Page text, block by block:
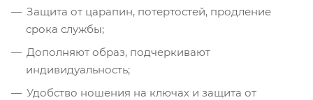
Защита от царапин, потертостей, продление
срока службы;
Дополняют образ, подчеркивают
индивидуальность;
Удобство ношения на ключах и защита от